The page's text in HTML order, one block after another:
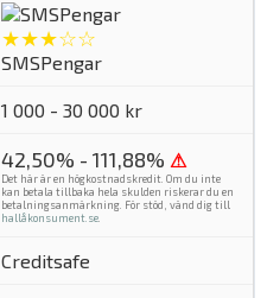
★★★☆☆
SMSPengar
1 000 - 30 000 kr
42,50% - 111,88% ⚠
Det här är en högkostnadskredit. Om du inte
kan betala tillbaka hela skulden riskerar du en
betalningsanmärkning. För stöd, vänd dig till
hallåkonsument.se.
Creditsafe